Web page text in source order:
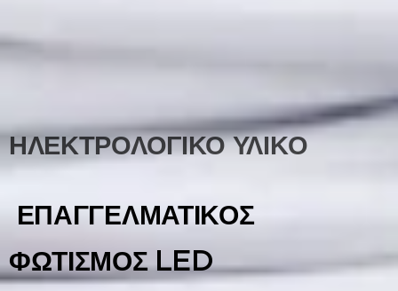
ΗΛΕΚΤΡΟΛΟΓΙΚΟ ΥΛΙΚΟ
ΕΠΑΓΓΕΛΜΑΤΙΚΟΣ
ΦΩΤΙΣΜΟΣLED